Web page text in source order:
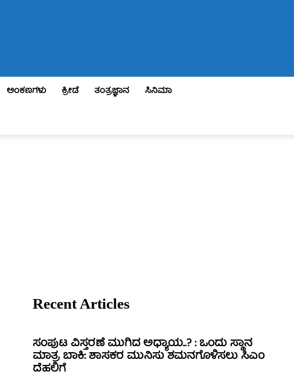
ಅಂಕಣಗಳು ಕ್ರೀಡೆ ತಂತ್ರಜ್ಞಾನ
ಸಿನಿಮಾ
Recent Articles
ಸಂಪುಟ ವಿಸ್ತರಣೆ ಮುಗಿದ ಅಧ್ಯಾಯ..? : ಒಂದು ಸ್ಥಾನ
ಮಾತ್ರ ಬಾಕಿ: ಶಾಸಕರ ಮುನಿಸು ಶಮನಗೊಳಿಸಲು ಸಿಎಂ
ದೆಹಲಿಗೆ